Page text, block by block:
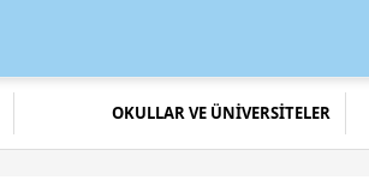
OKULLAR VE ÜNİVERSİTELER